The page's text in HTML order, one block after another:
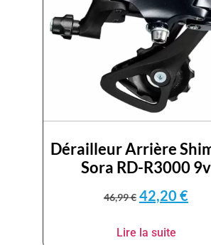
Dérailleur Arrière
Sora RD-R3000 9v
46,99€ 42,20 €
Lire la suite